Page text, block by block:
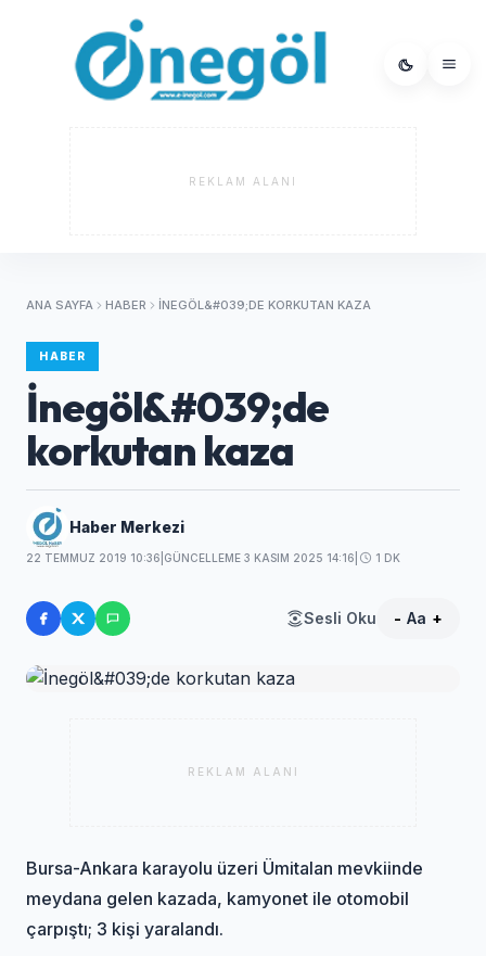
REKLAM ALANI
ANA SAYFA HABER İNEGÖL&#039;DE KORKUTAN KAZA
HABER
İnegöl&#039;de
korkutan kaza
Haber Merkezi
22 TEMMUZ 2019 10:36 GÜNCELLEME 3 KASIM 2025 14:16 1 DK
Sesli Oku - Aa +
REKLAM ALANI
Bursa-Ankara karayolu üzeri Ümitalan mevkiinde
meydana gelen kazada, kamyonet ile otomobil
çarpıştı; 3 kişi yaralandı.